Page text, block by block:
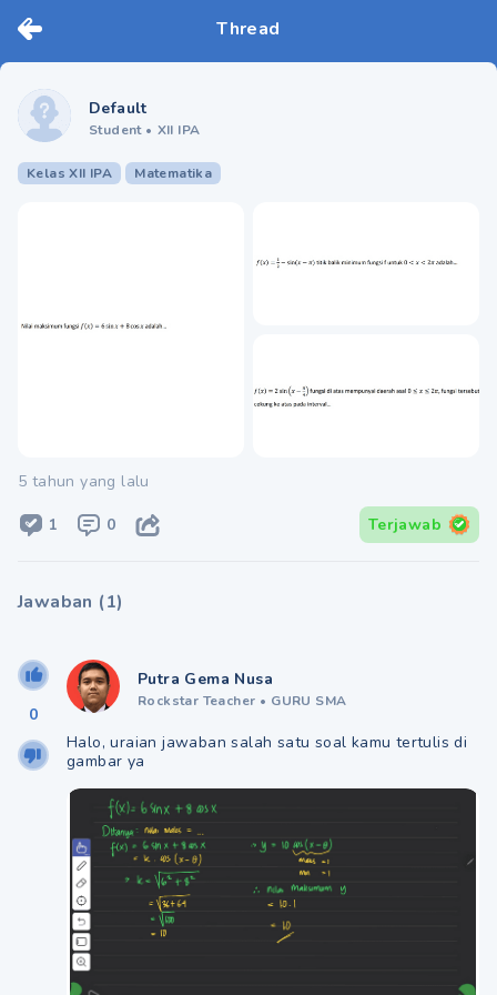
Thread
Default
Student • XII IPA
Kelas XII IPA Matematika
5 tahun yang lalu
1 0 Terjawab
Jawaban (1)
0
Putra Gema Nusa
Rockstar Teacher • GURU SMA
Halo, uraian jawaban salah satu soal kamu tertulis di
gambar ya